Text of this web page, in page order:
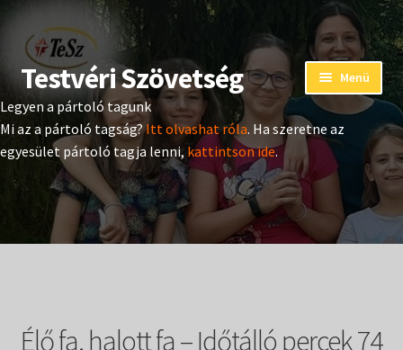
Ugrás
a
navigációhoz
Kilépés
a
tartalomba
Testvéri Szövetség Menü
Eseménynaptár
Adományozás
Pártoló tag belépés
menu
Legyen a pártoló tagunk
Mi az a pártoló tagság?Itt olvashat róla. Ha szeretne az
egyesület pártoló tagja lenni, kattintson ide.
Élő fa, halott fa – Időtálló percek 74